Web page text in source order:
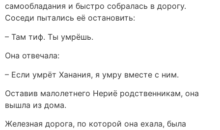
самообладания и быстро собралась в дорогу.
Соседи пытались её остановить:
– Там тиф. Ты умрёшь.
Она отвечала:
– Если умрёт Ханания, я умру вместе с ним.
Оставив малолетнего Нериё родственникам, она
вышла из дома.
Железная дорога, по которой она ехала, была